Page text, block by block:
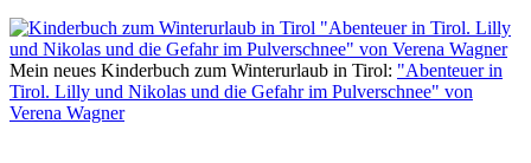
Mein neues Kinderbuch zum Winterurlaub in Tirol: "Abenteuer in
Tirol. Lilly und Nikolas und die Gefahr im Pulverschnee" von
Verena Wagner